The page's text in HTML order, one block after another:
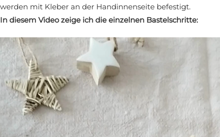
werden mit Kleber an der Handinnenseite befestigt.
In diesem Video zeige ich die einzelnen Bastelschritte: